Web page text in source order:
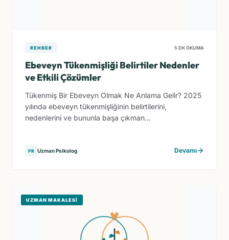
REHBER 5 DK OKUMA
Ebeveyn Tükenmişliği Belirtiler Nedenler
ve Etkili Çözümler
Tükenmiş Bir Ebeveyn Olmak Ne Anlama Gelir? 2025
yılında ebeveyn tükenmişliğinin belirtilerini,
nedenlerini ve bununla başa çıkman...
PR Uzman Psikolog Devamı
UZMAN MAKALESI